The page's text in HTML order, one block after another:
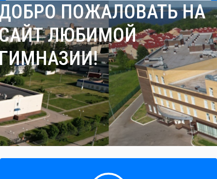
ПОЖАЛОВАТЬ НА
ЛЮБИМОЙ